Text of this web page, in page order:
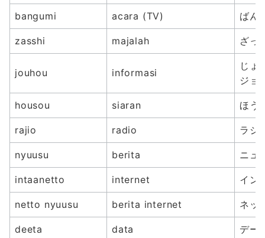
bangumi acara (TV) ばん
zasshi majalah ざっ
jouhou informasi
じょ
ジョ
housou siaran ほう
rajio radio ラジ
nyuusu berita ニュ
intaanetto internet イン
netto nyuusu berita internet ネッ
deeta data デー